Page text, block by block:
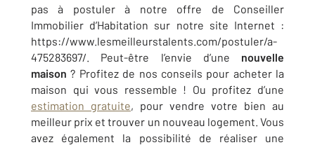
pas à postuler à notre offre de Conseiller
Immobilier d’Habitation sur notre site Internet :
https://www.lesmeilleurstalents.com/postuler/a-
475283697/. Peut-être l’envie d’une nouvelle
maison ? Profitez de nos conseils pour acheter la
maison qui vous ressemble ! Ou profitez d’une
estimation gratuite, pour vendre votre bien au
meilleur prix et trouver un nouveau logement. Vous
avez également la possibilité de réaliser une